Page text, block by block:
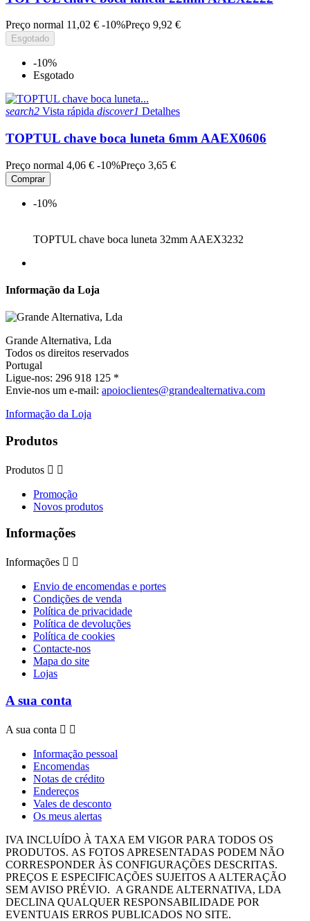
Preço normal 11,02 € -10%Preço 9,92 €
Esgotado
-10%
Esgotado
search2 Vista rápida discover1 Detalhes
TOPTUL chave boca luneta 6mm AAEX0606
Preço normal 4,06 € -10%Preço 3,65 €
Comprar
-10%
TOPTUL chave boca luneta 32mm AAEX3232
Informação da Loja
Grande Alternativa, Lda
Todos os direitos reservados
Portugal
Ligue-nos: 296 918 125 *
Envie-nos um e-mail: apoioclientes@grandealternativa.com
Informação da Loja
Produtos
Produtos  
Promoção
Novos produtos
Informações
Informações  
Envio de encomendas e portes
Condições de venda
Política de privacidade
Política de devoluções
Política de cookies
Contacte-nos
Mapa do site
Lojas
A sua conta
A sua conta  
Informação pessoal
Encomendas
Notas de crédito
Endereços
Vales de desconto
Os meus alertas
IVA INCLUÍDO À TAXA EM VIGOR PARA TODOS OS
PRODUTOS. AS FOTOS APRESENTADAS PODEM NÃO
CORRESPONDER ÀS CONFIGURAÇÕES DESCRITAS.
PREÇOS E ESPECIFICAÇÕES SUJEITOS A ALTERAÇÃO
SEM AVISO PRÉVIO. A GRANDE ALTERNATIVA, LDA
DECLINA QUALQUER RESPONSABILIDADE POR
EVENTUAIS ERROS PUBLICADOS NO SITE.